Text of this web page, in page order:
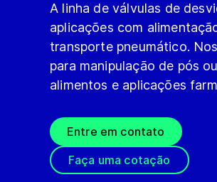
A linha de válvulas de
aplicações com
transporte pneumático.
para manipulação de pós
alimentos e aplicações
Entre em contato
Faça uma cotação